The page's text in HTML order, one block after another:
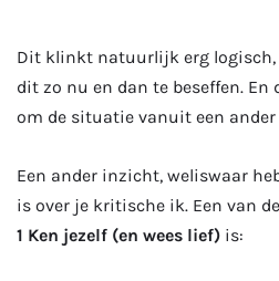
Dit klinkt natuurlijk erg logisch,
dit zo nu en dan te beseffen.
om de situatie vanuit een
Een ander inzicht, weliswaar
is over je kritische ik. Een van
1 Ken jezelf (en wees lief) is: